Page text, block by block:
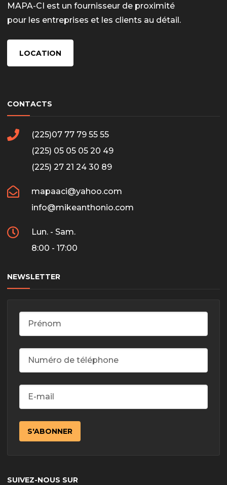
MAPA-CI est un fournisseur de proximité
pour les entreprises et les clients au détail.
LOCATION
CONTACTS
(225)07 77 79 55 55
(225) 05 05 05 20 49
(225) 27 21 24 30 89
mapaaci@yahoo.com
info@mikeanthonio.com
Lun. - Sam.
8:00 - 17:00
NEWSLETTER
SUIVEZ-NOUS SUR